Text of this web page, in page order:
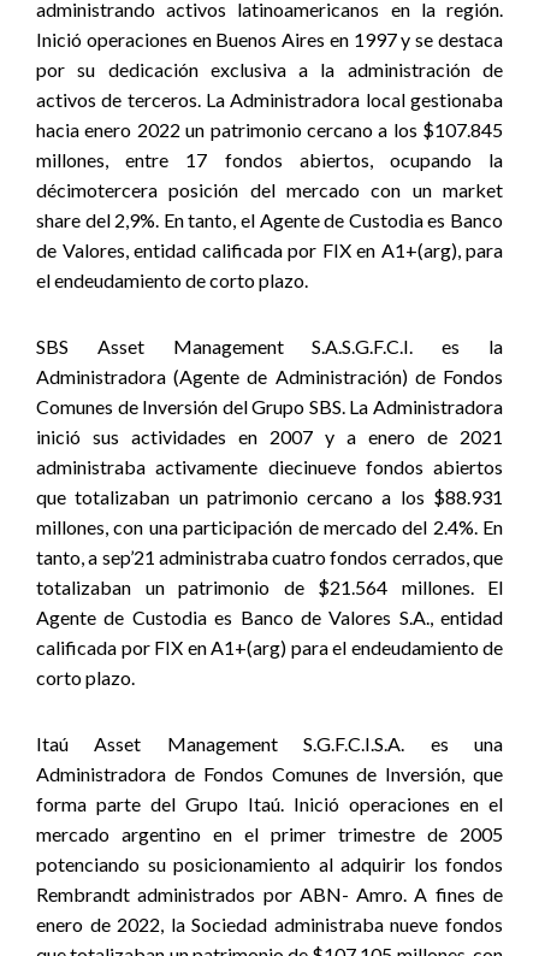
administrando activos latinoamericanos en la región.
Inició operaciones en Buenos Aires en 1997 y se destaca
por su dedicación exclusiva a la administración de
activos de terceros. La Administradora local gestionaba
hacia enero 2022 un patrimonio cercano a los $107.845
millones, entre 17 fondos abiertos, ocupando la
décimotercera posición del mercado con un market
share del 2,9%. En tanto, el Agente de Custodia es Banco
de Valores, entidad calificada por FIX en A1+(arg), para
el endeudamiento de corto plazo.
SBS Asset Management S.A.S.G.F.C.I. es la
Administradora (Agente de Administración) de Fondos
Comunes de Inversión del Grupo SBS. La Administradora
inició sus actividades en 2007 y a enero de 2021
administraba activamente diecinueve fondos abiertos
que totalizaban un patrimonio cercano a los $88.931
millones, con una participación de mercado del 2.4%. En
tanto, a sep’21 administraba cuatro fondos cerrados, que
totalizaban un patrimonio de $21.564 millones. El
Agente de Custodia es Banco de Valores S.A., entidad
calificada por FIX en A1+(arg) para el endeudamiento de
corto plazo.
Itaú Asset Management S.G.F.C.I.S.A. es una
Administradora de Fondos Comunes de Inversión, que
forma parte del Grupo Itaú. Inició operaciones en el
mercado argentino en el primer trimestre de 2005
potenciando su posicionamiento al adquirir los fondos
Rembrandt administrados por ABN- Amro. A fines de
enero de 2022, la Sociedad administraba nueve fondos